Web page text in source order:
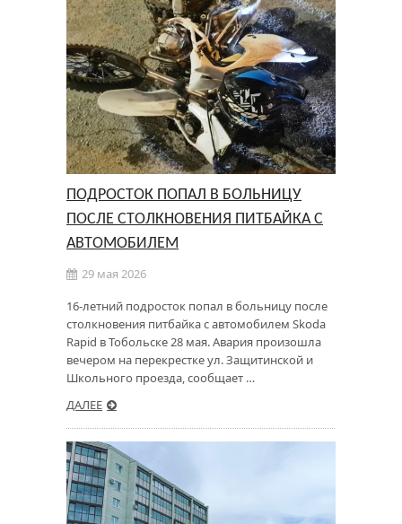
ПОДРОСТОК ПОПАЛ В БОЛЬНИЦУ
ПОСЛЕ СТОЛКНОВЕНИЯ ПИТБАЙКА С
АВТОМОБИЛЕМ
29 мая 2026
16-летний подросток попал в больницу после
столкновения питбайка с автомобилем Skoda
Rapid в Тобольске 28 мая. Авария произошла
вечером на перекрестке ул. Защитинской и
Школьного проезда, сообщает …
ДАЛЕЕ